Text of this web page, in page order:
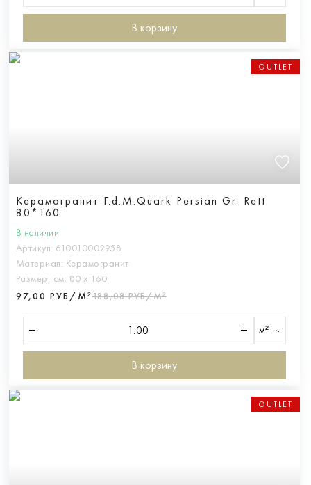
В корзину
OUTLET
Керамогранит F.d.M.Quark Persian Gr. Rett
80*160
В наличии
Артикул: 610010002958
Материал: Керамогранит
Размер, см: 80 х 160
97,00 РУБ/М²188,08 РУБ/М²
м²
В корзину
OUTLET